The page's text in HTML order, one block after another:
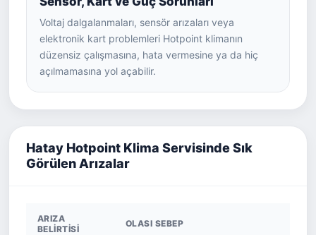
Voltaj dalgalanmaları, sensör arızaları veya
elektronik kart problemleri Hotpoint klimanın
düzensiz çalışmasına, hata vermesine ya da hiç
açılmamasına yol açabilir.
Hatay Hotpoint Klima Servisinde Sık
Görülen Arızalar
ARIZA
BELIRTISI
OLASI SEBEP